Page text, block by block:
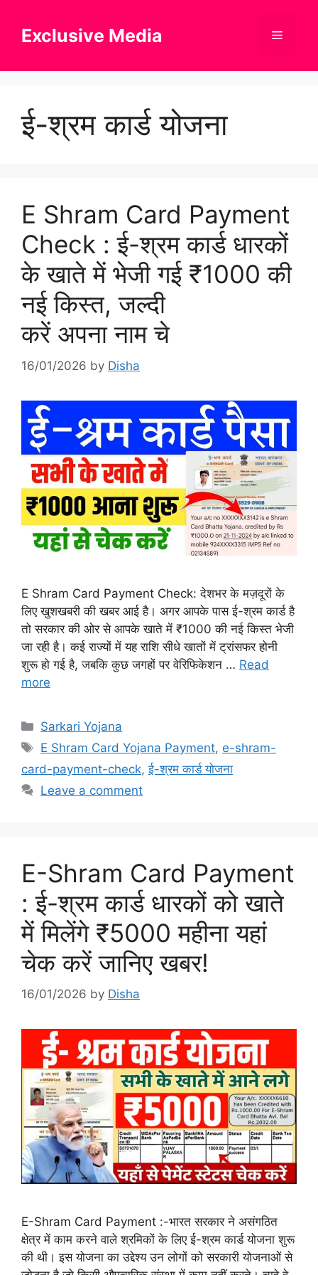
contentExclusive Media Menu
ई-श्रम कार्ड योजना
E Shram Card Payment
Check : ई-श्रम कार्ड धारकों
के खाते में भेजी गई ₹1000 की
नई किस्त, जल्दी
करें अपना नाम चे
16/01/2026 by Disha
E Shram Card Payment Check: देशभर के मज़दूरों के
लिए खुशखबरी की खबर आई है। अगर आपके पास ई-श्रम कार्ड है
तो सरकार की ओर से आपके खाते में ₹1000 की नई किस्त भेजी
जा रही है। कई राज्यों में यह राशि सीधे खातों में ट्रांसफर होनी
शुरू हो गई है, जबकि कुछ जगहों पर वेरिफिकेशन … Read
more
Categories
Sarkari Yojana
Tags
E Shram Card Yojana Payment, e-shram-
card-payment-check,ई-श्रम कार्ड योजना
Leave a comment
E-Shram Card Payment
: ई-श्रम कार्ड धारकों को खाते
में मिलेंगे ₹5000 महीना यहां
चेक करें जानिए खबर!
16/01/2026 by Disha
E-Shram Card Payment :-भारत सरकार ने असंगठित
क्षेत्र में काम करने वाले श्रमिकों के लिए ई-श्रम कार्ड योजना शुरू
की थी। इस योजना का उद्देश्य उन लोगों को सरकारी योजनाओं से